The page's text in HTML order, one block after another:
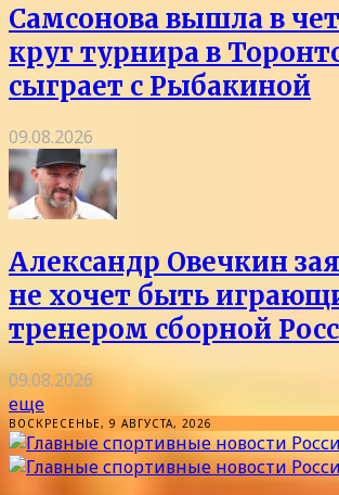
Самсонова вышла в
круг турнира в
сыграет с Рыбакиной
09.08.2026
Александр Овечкин
не хочет быть
тренером сборной
09.08.2026
еще
ВОСКРЕСЕНЬЕ, 9 АВГУСТА, 2026